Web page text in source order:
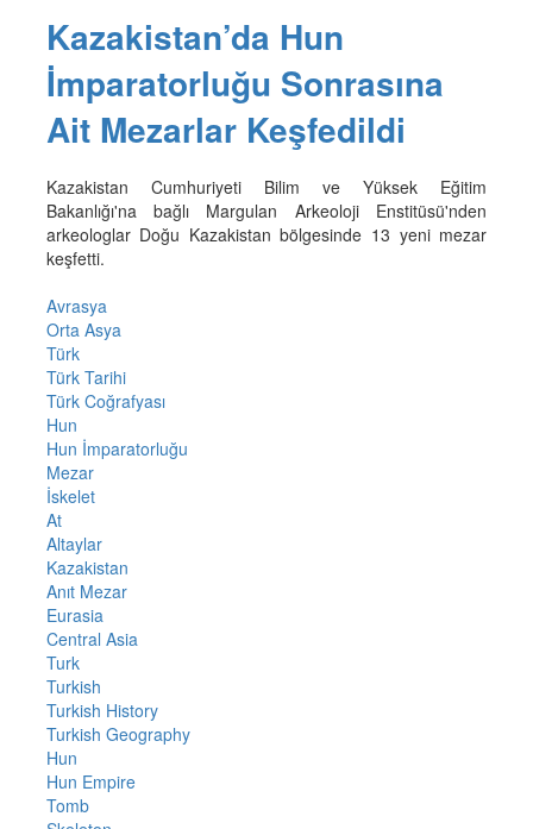
Kazakistan’da Hun
İmparatorluğu Sonrasına
Ait Mezarlar Keşfedildi
Kazakistan Cumhuriyeti Bilim ve Yüksek Eğitim
Bakanlığı'na bağlı Margulan Arkeoloji Enstitüsü'nden
arkeologlar Doğu Kazakistan bölgesinde 13 yeni mezar
keşfetti.
Avrasya
Orta Asya
Türk
Türk Tarihi
Türk Coğrafyası
Hun
Hun İmparatorluğu
Mezar
İskelet
At
Altaylar
Kazakistan
Anıt Mezar
Eurasia
Central Asia
Turk
Turkish
Turkish History
Turkish Geography
Hun
Hun Empire
Tomb